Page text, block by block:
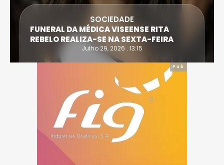
SOCIEDADE
FUNERAL DA MÉDICA VISEENSE RITA
REBELO REALIZA-SE NA SEXTA-FEIRA
Julho 29, 2026 . 13:15
Pub